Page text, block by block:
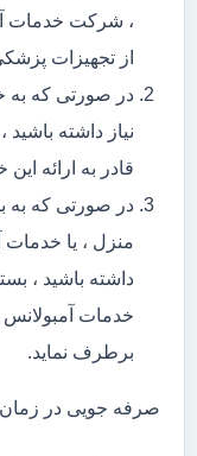
، شرکت خدمات
از تجهیزات
در صورتی که به
نیاز داشته
قادر به ارائه
در صورتی که به
منزل ، یا خدمات
داشته باشید ،
خدمات آمبولانس
برطرف نماید.
صرفه جویی در زمان